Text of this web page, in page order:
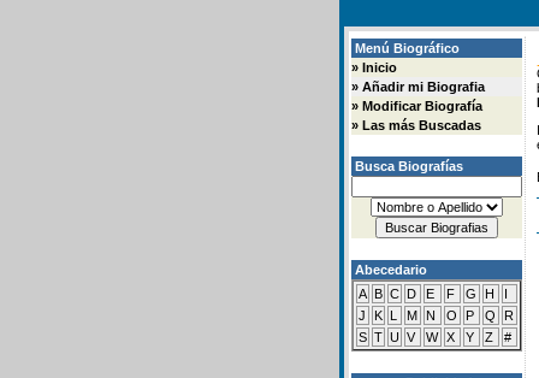
Menú Biográfico
» Inicio
» Añadir mi Biografia
» Modificar Biografía
» Las más Buscadas
Busca Biografías
Abecedario
A B C D E F G H
I
J
K L M N O P Q
R
S T U V W X Y Z #